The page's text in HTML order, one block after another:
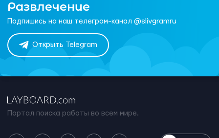
Развлечение
Подпишись на наш телеграм-канал @slivgramru
Открыть Telegram
Портал поиска работы во всем мире.